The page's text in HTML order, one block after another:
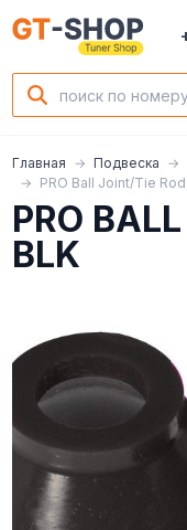
Главная Подвеска
PRO Ball Joint/Tie
PRO
BLK